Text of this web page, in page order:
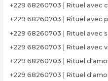
+229 68260703 | Rituel avec
+229 68260703 | Rituel avec
+229 68260703 | Rituel avec
+229 68260703 | Rituel avec
+229 68260703 | Rituel
+229 68260703 | Rituel